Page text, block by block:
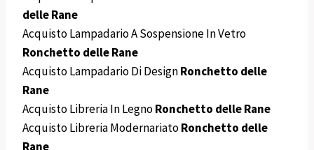
delle Rane
Acquisto Lampadario A Sospensione In Vetro
Ronchetto delle Rane
Acquisto Lampadario Di DesignRonchetto delle
Rane
Acquisto Libreria In LegnoRonchetto delle Rane
Acquisto Libreria ModernariatoRonchetto delle
Rane